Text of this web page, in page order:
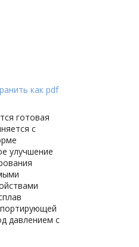
как pdf
готовая
с
улучшение
давлением с